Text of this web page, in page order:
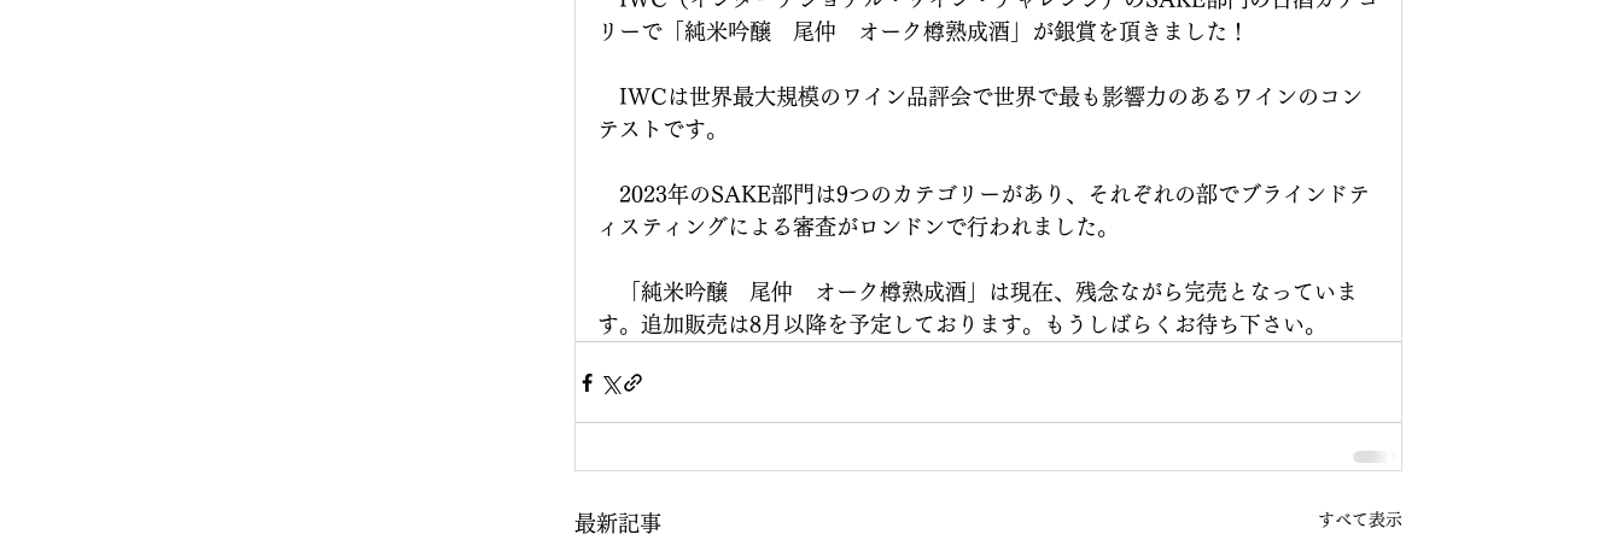
リーで「純米吟醸　尾仲　オーク樽熟成酒」が銀賞を頂きました！
IWCは世界最大規模のワイン品評会で世界で最も影響力のあるワインのコン
テストです。
2023年のSAKE部門は9つのカテゴリーがあり、それぞれの部でブラインドテ
ィスティングによる審査がロンドンで行われました。
「純米吟醸　尾仲　オーク樽熟成酒」は現在、残念ながら完売となっていま
す。追加販売は8月以降を予定しております。もうしばらくお待ち下さい。
最新記事 すべて表示